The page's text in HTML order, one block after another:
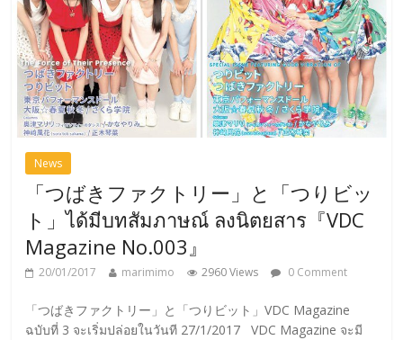
News
「つばきファクトリー」と「つりビッ
ト」ได้มีบทสัมภาษณ์ ลงนิตยสาร『VDC
Magazine No.003』
20/01/2017 marimimo 2960 Views 0 Comment
「つばきファクトリー」と「つりビット」VDC Magazine
ฉบับที่ 3 จะเริ่มปล่อยในวันที 27/1/2017 VDC Magazine จะมี